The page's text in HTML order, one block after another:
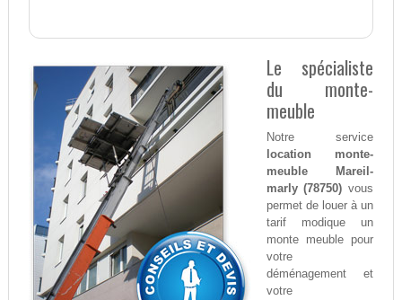
Le spécialiste
du monte-
meuble
Notre service
location monte-
meuble Mareil-
marly (78750) vous
permet de louer à un
tarif modique un
monte meuble pour
votre
déménagement et
votre